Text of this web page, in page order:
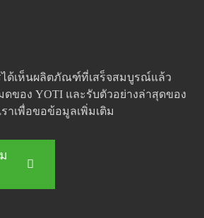
ได้เห็นผลิตภัณฑ์ที่เสร็จสมบูรณ์แล้ว
ของ YOTI และรับตัวอย่างล่าสุดของ
าเพื่อขอข้อมูลเพิ่มเติม